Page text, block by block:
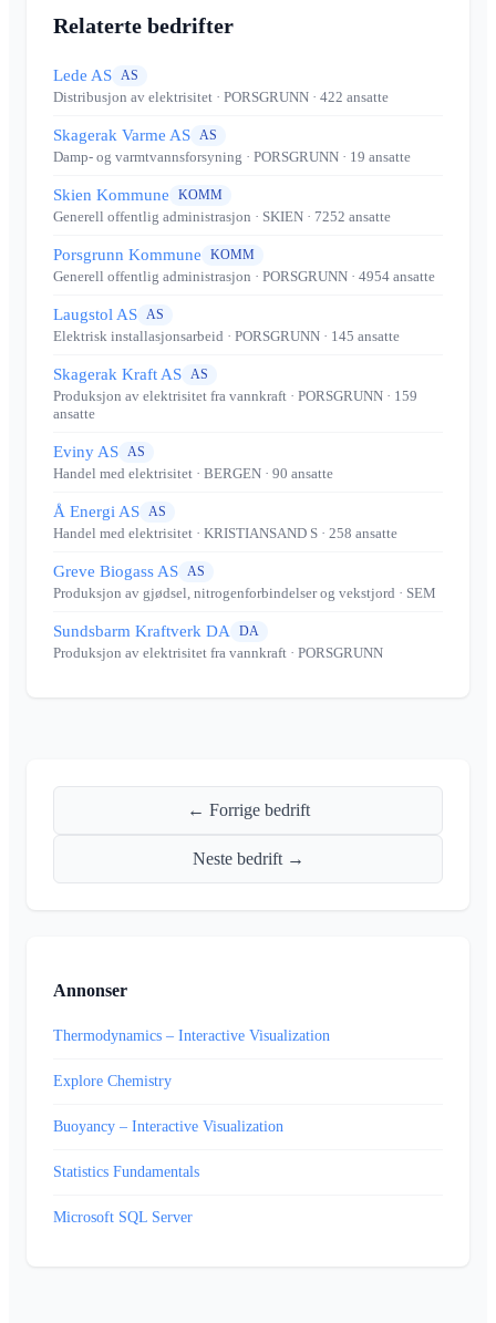
Relaterte bedrifter
Lede AS AS
Distribusjon av elektrisitet · PORSGRUNN · 422 ansatte
Skagerak Varme AS AS
Damp- og varmtvannsforsyning · PORSGRUNN · 19 ansatte
Skien Kommune KOMM
Generell offentlig administrasjon · SKIEN · 7252 ansatte
Porsgrunn Kommune KOMM
Generell offentlig administrasjon · PORSGRUNN · 4954 ansatte
Laugstol AS AS
Elektrisk installasjonsarbeid · PORSGRUNN · 145 ansatte
Skagerak Kraft AS AS
Produksjon av elektrisitet fra vannkraft · PORSGRUNN · 159
ansatte
Eviny AS AS
Handel med elektrisitet · BERGEN · 90 ansatte
Å Energi AS AS
Handel med elektrisitet · KRISTIANSAND S · 258 ansatte
Greve Biogass AS AS
Produksjon av gjødsel, nitrogenforbindelser og vekstjord · SEM
Sundsbarm Kraftverk DA DA
Produksjon av elektrisitet fra vannkraft · PORSGRUNN
← Forrige bedrift
Neste bedrift →
Annonser
Thermodynamics – Interactive Visualization
Explore Chemistry
Buoyancy – Interactive Visualization
Statistics Fundamentals
Microsoft SQL Server